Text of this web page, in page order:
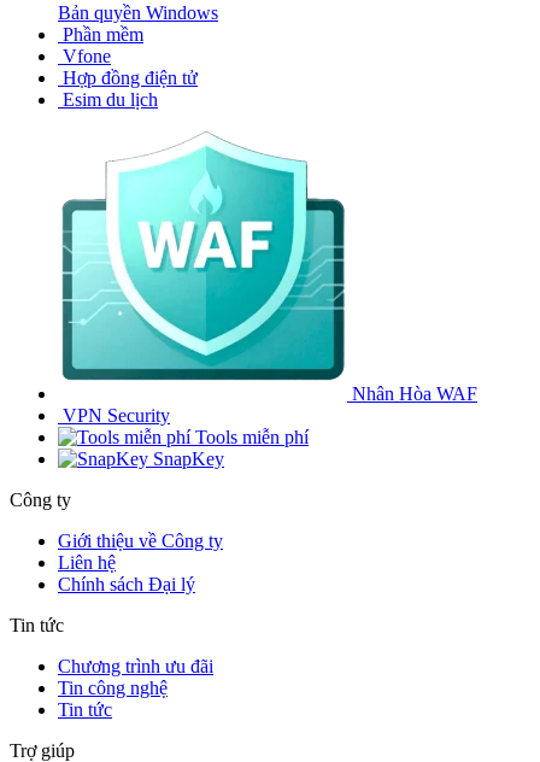
Bản quyền Windows
Phần mềm
Vfone
Hợp đồng điện tử
Esim du lịch
Nhân Hòa WAF
VPN Security
Tools miễn phí
SnapKey
Công ty
Giới thiệu về Công ty
Liên hệ
Chính sách Đại lý
Tin tức
Chương trình ưu đãi
Tin công nghệ
Tin tức
Trợ giúp